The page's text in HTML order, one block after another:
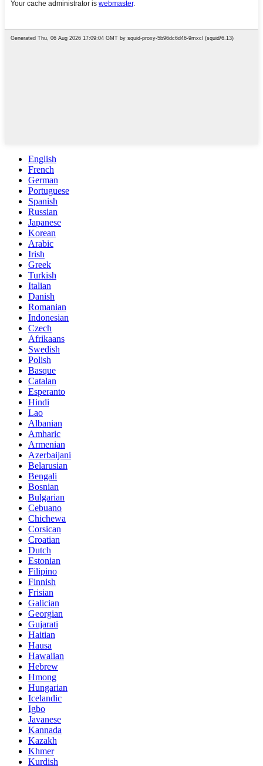
English
French
German
Portuguese
Spanish
Russian
Japanese
Korean
Arabic
Irish
Greek
Turkish
Italian
Danish
Romanian
Indonesian
Czech
Afrikaans
Swedish
Polish
Basque
Catalan
Esperanto
Hindi
Lao
Albanian
Amharic
Armenian
Azerbaijani
Belarusian
Bengali
Bosnian
Bulgarian
Cebuano
Chichewa
Corsican
Croatian
Dutch
Estonian
Filipino
Finnish
Frisian
Galician
Georgian
Gujarati
Haitian
Hausa
Hawaiian
Hebrew
Hmong
Hungarian
Icelandic
Igbo
Javanese
Kannada
Kazakh
Khmer
Kurdish